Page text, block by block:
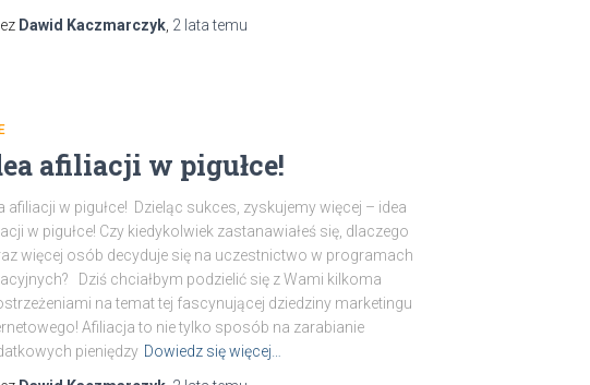
Dawid Kaczmarczyk 2 latatemu
afiliacji w pigułce!
afiliacji w pigułce! Dzieląc sukces, zyskujemy więcej – idea
w pigułce! Czy kiedykolwiek zastanawiałeś się, dlaczego
więcej osób decyduje się na uczestnictwo w programach
Dziś chciałbym podzielić się z Wami kilkoma
na temat tej fascynującej dziedziny marketingu
Afiliacja to nie tylko sposób na zarabianie
pieniędzy Dowiedz się więcej…